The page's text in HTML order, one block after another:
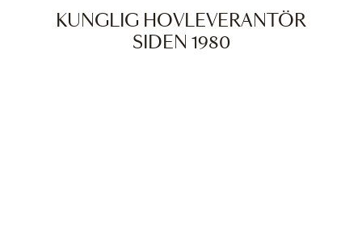
KUNGLIG HOVLEVERANTÖR
SIDEN 1980